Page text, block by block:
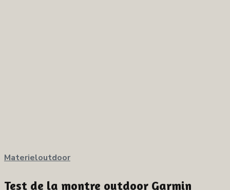
Materieloutdoor
Test de la montre outdoor Garmin